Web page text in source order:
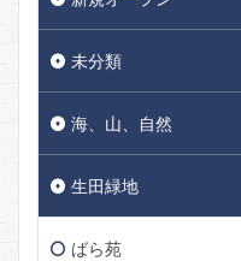
未分類
海、山、自然
生田緑地
ばら苑